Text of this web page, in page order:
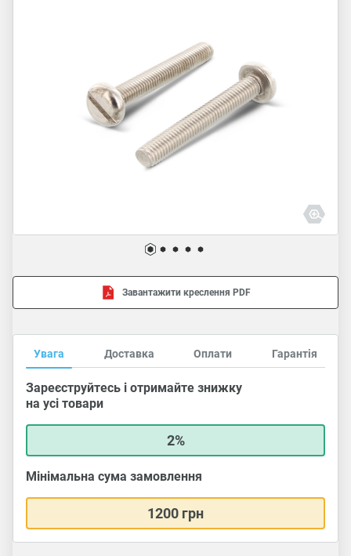
Завантажити креслення PDF
Увага Доставка Оплати Гарантія
Зареєструйтесь і отримайте знижку
на усі товари
2%
Мінімальна сума замовлення
1200 грн